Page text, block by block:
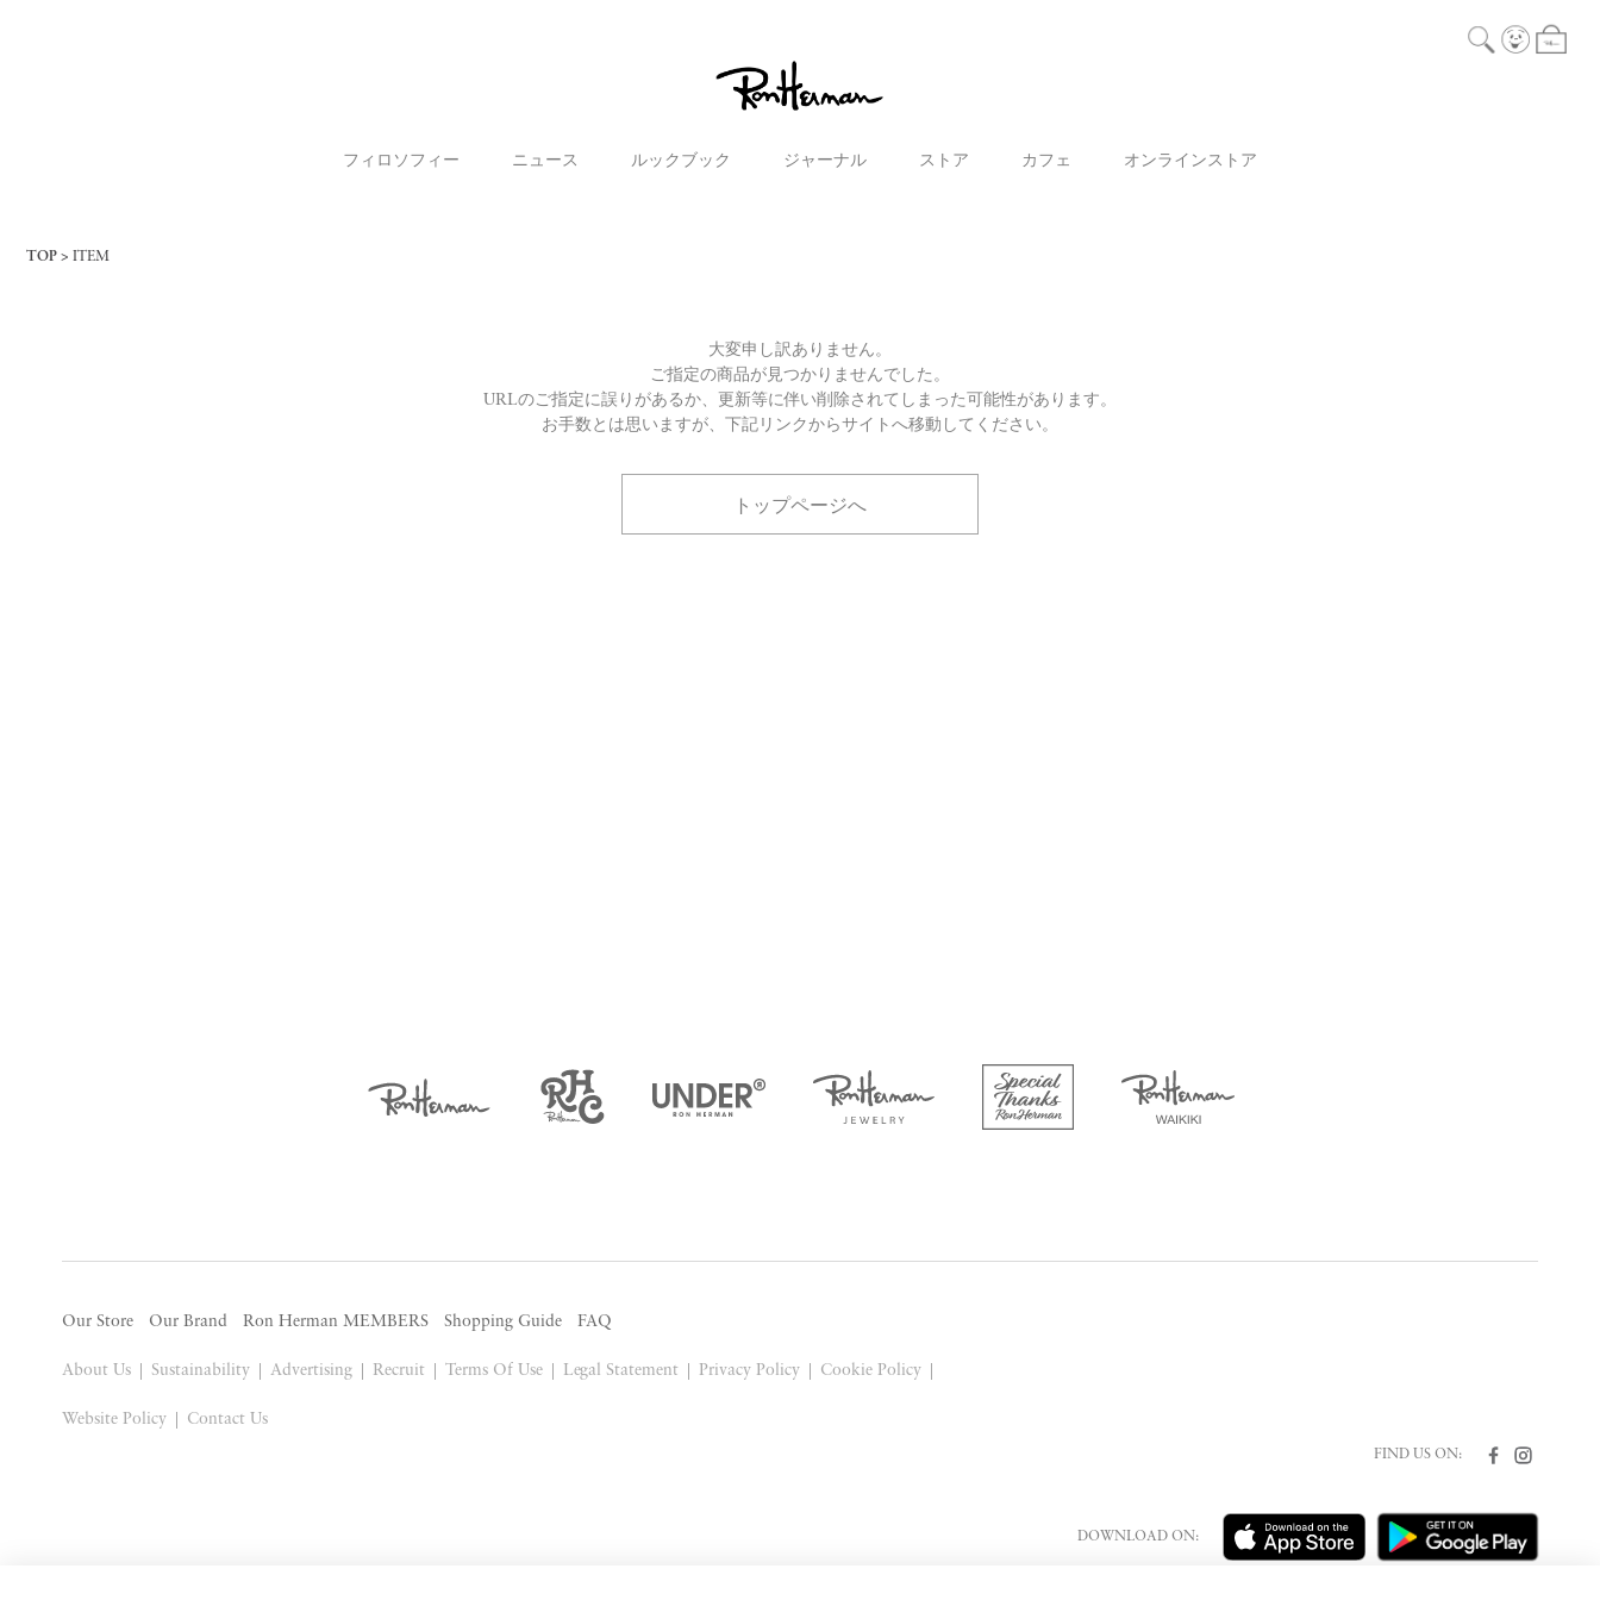
フィロソフィー ニュース ルックブック ジャーナル ストア カフェ オンラインストア
TOP ITEM
大変申し訳ありません。
ご指定の商品が見つかりませんでした。
URLのご指定に誤りがあるか、更新等に伴い削除されてしまった可能性があります。
お手数とは思いますが、下記リンクからサイトへ移動してください。
トップページへ
Our Store Our Brand Ron Herman MEMBERS Shopping Guide FAQ
About Us Sustainability Advertising Recruit Terms Of Use Legal Statement Privacy Policy Cookie Policy
Website Policy Contact Us
FIND US ON:
DOWNLOAD ON: